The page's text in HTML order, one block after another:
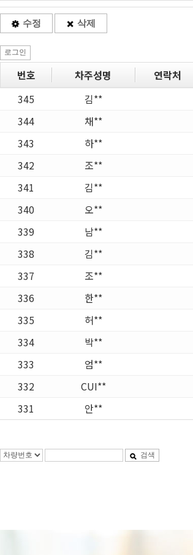
수정 삭제
로그인
번호 차주성명 연락처
345
김**
344
채**
343
하**
342
조**
341
김**
340
오**
339
남**
338
김**
337
조**
336
한**
335
허**
334
박**
333
엄**
332
CUI**
331
안**
검색